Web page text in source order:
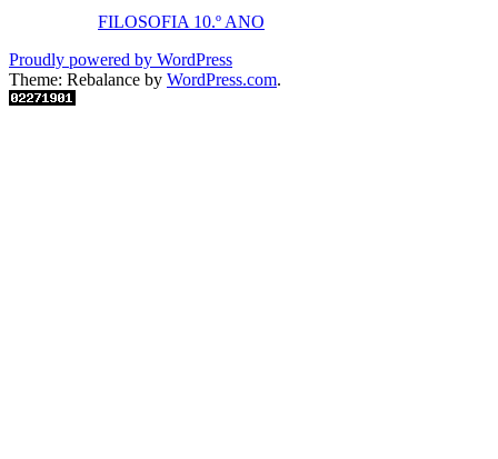
FILOSOFIA 10.º ANO
Proudly powered by WordPress
Theme: Rebalance by WordPress.com.